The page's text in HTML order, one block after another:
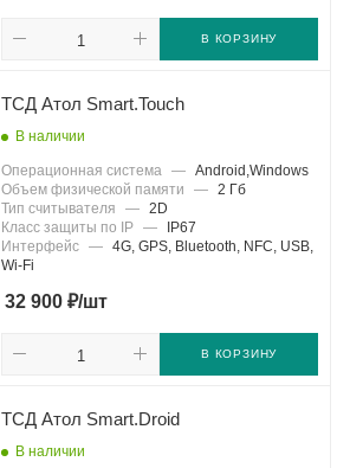
В КОРЗИНУ
ТСД Атол Smart.Touch
В наличии
Операционная система — Android,Windows
Объем физической памяти
— 2 Гб
Тип считывателя
— 2D
Класс защиты по IP —
IP67
Интерфейс — 4G, GPS, Bluetooth, NFC, USB,
Wi-Fi
32 900 ₽/шт
В КОРЗИНУ
ТСД Атол Smart.Droid
В наличии